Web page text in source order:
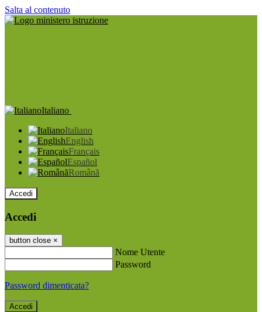
Salta al contenuto
Italiano
Italiano
English
Français
Español
Română
Accedi
Accedi
button close ×
Nome Utente
Password
Password dimenticata?